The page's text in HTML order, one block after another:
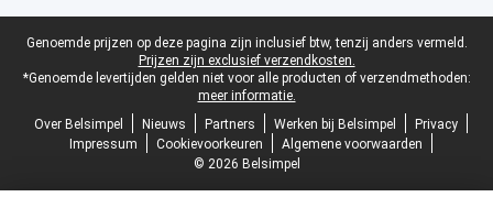
Juridische voettekst
Genoemde prijzen op deze pagina zijn inclusief btw, tenzij anders vermeld.
Prijzen zijn exclusief verzendkosten.
*Genoemde levertijden gelden niet voor alle producten of verzendmethoden:
meer informatie.
Over Belsimpel
Nieuws Partners Werken bij Belsimpel
Privacy
Impressum
Cookievoorkeuren
Algemene voorwaarden
© 2026 Belsimpel